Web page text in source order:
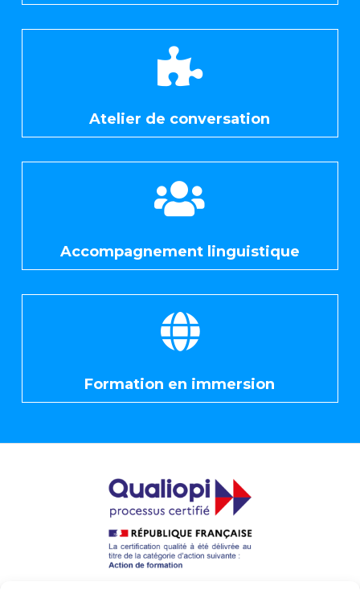

Atelier de conversation

Accompagnement linguistique

Formation en immersion